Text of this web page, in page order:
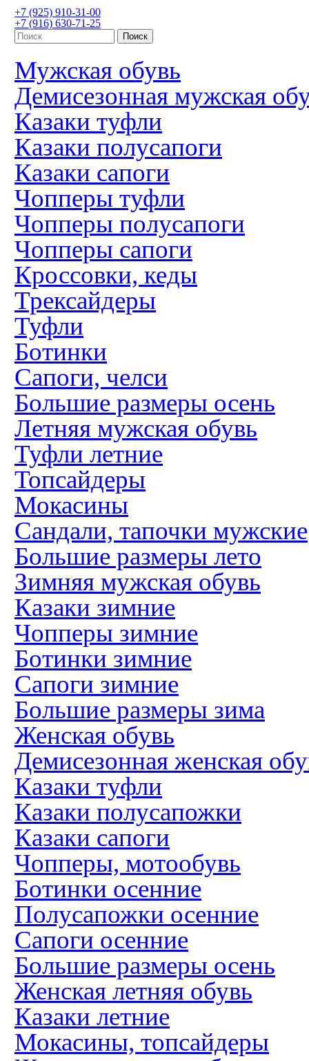
+7 (925) 910-31-00
+7 (916) 630-71-25
Мужская обувь
Демисезонная мужская
Казаки туфли
Казаки полусапоги
Казаки сапоги
Чопперы туфли
Чопперы полусапоги
Чопперы сапоги
Кроссовки, кеды
Трексайдеры
Туфли
Ботинки
Сапоги, челси
Большие размеры осень
Летняя мужская обувь
Туфли летние
Топсайдеры
Мокасины
Сандали, тапочки мужские
Большие размеры лето
Зимняя мужская обувь
Казаки зимние
Чопперы зимние
Ботинки зимние
Сапоги зимние
Большие размеры зима
Женская обувь
Демисезонная женская
Казаки туфли
Казаки полусапожки
Казаки сапоги
Чопперы, мотообувь
Ботинки осенние
Полусапожки осенние
Сапоги осенние
Большие размеры осень
Женская летняя обувь
Казаки летние
Мокасины, топсайдеры